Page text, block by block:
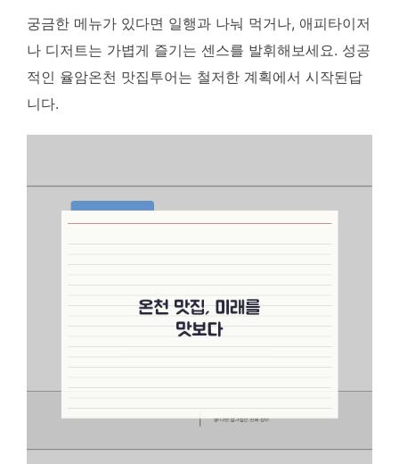
궁금한 메뉴가 있다면 일행과 나눠 먹거나, 애피타이저
나 디저트는 가볍게 즐기는 센스를 발휘해보세요. 성공
적인 율암온천 맛집투어는 철저한 계획에서 시작된답
니다.